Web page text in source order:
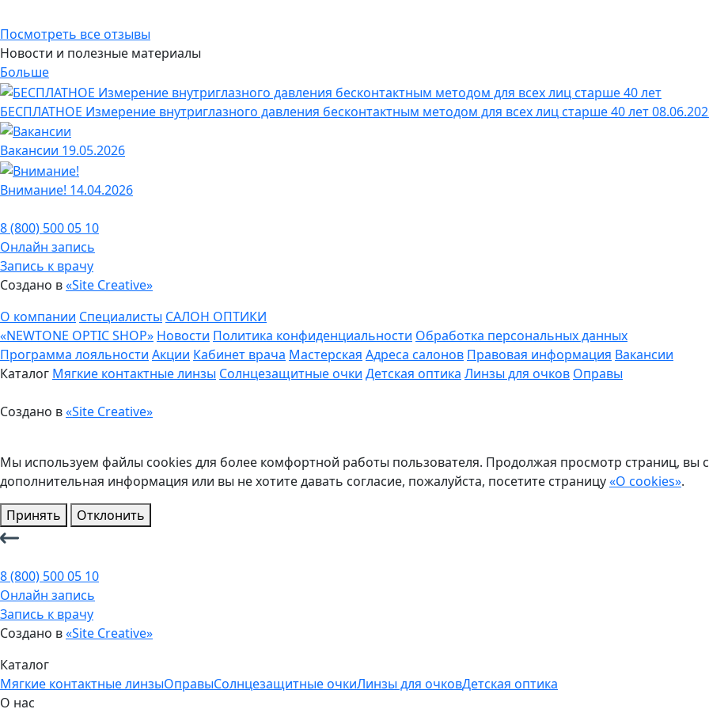
Посмотреть все отзывы
Новости и полезные материалы
Больше
БЕСПЛАТНОЕ Измерение внутриглазного давления бесконтактным методом для всех лиц старше 40 лет
Вакансии 19.05.2026
Внимание! 14.04.2026
8 (800) 500 05 10
Онлайн запись
Запись к врачу
Создано в«Site Creative»
О компании Специалисты САЛОН ОПТИКИ
«NEWTONE OPTIC SHOP» Новости Политика конфиденциальности Обработка персональных данных
Программа лояльности Акции Кабинет врача Мастерская Адреса салонов Правовая информация Вакансии
Каталог Мягкие контактные линзы Солнцезащитные очки Детская оптика Линзы для очков Оправы
Создано в«Site Creative»
Мы используем файлы cookies для более комфортной работы пользователя. Продолжая просмотр страниц, вы
дополнительная информация или вы не хотите давать согласие, пожалуйста, посетите страницу«О cookies».
Принять
Отклонить
8 (800) 500 05 10
Онлайн запись
Запись к врачу
Создано в«Site Creative»
Каталог
Мягкие контактные линзыОправыСолнцезащитные очкиЛинзы для очковДетская оптика
О нас